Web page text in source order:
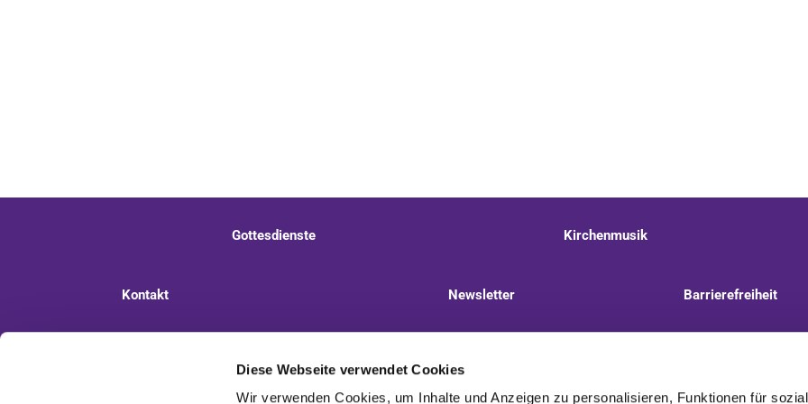
Diese Webseite verwendet Cookies
Wir verwenden Cookies, um Inhalte und Anzeigen zu personalisieren, Funktionen für
Gottesdienste Kirchenmusik
Kontakt Newsletter Barrierefreiheit
Ev. Kirchengemeinde Staaken Pillnitzer Weg 8, 13593 Berlin